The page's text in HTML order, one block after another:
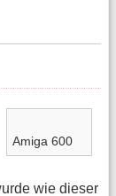
Amiga 600
wie dieser